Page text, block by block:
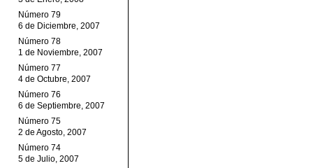
Número 79
6 de Diciembre, 2007
Número 78
1 de Noviembre, 2007
Número 77
4 de Octubre, 2007
Número 76
6 de Septiembre, 2007
Número 75
2 de Agosto, 2007
Número 74
5 de Julio, 2007